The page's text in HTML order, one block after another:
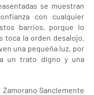
se muestran
con cualquier
barrios, porque lo
toca la orden desalojo.
una pequeña luz, por
un trato digno y una
Sanclemente